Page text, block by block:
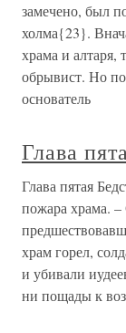
замечено, был
холма{23}.
храма и алтаря,
обрывист. Но
основатель
Глава
Глава пятая
пожара храма.
храм горел,
и убивали
ни пощады к